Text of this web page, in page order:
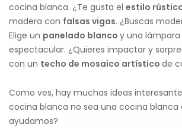
cocina blanca. ¿Te gusta el estilo
madera con falsas vigas. ¿Buscas
Elige un panelado blanco y una
espectacular. ¿Quieres impactar y
con un techo de mosaico artístico de
Como ves, hay muchas ideas
cocina blanca no sea una cocina blanca
ayudamos?